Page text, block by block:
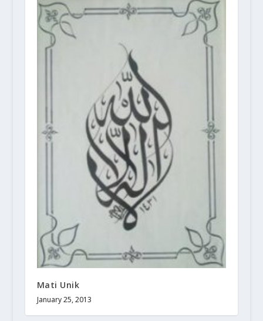
Mati Unik
January 25, 2013